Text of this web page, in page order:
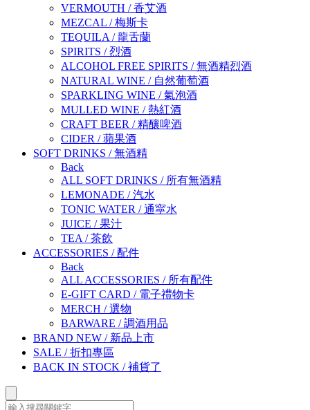
VERMOUTH /香艾酒
MEZCAL /梅斯卡
TEQUILA /龍舌蘭
SPIRITS /烈酒
ALCOHOL FREE SPIRITS /無酒精烈酒
NATURAL WINE / 自然葡萄酒
SPARKLING WINE /氣泡酒
MULLED WINE /熱紅酒
CRAFT BEER /精釀啤酒
CIDER /蘋果酒
SOFT DRINKS /無酒精
Back
ALL SOFT DRINKS / 所有無酒精
LEMONADE /汽水
TONIC WATER /通寜水
JUICE /果汁
TEA /茶飲
ACCESSORIES /配件
Back
ALL ACCESSORIES / 所有配件
E-GIFT CARD / 電子禮物卡
MERCH /選物
BARWARE /調酒用品
BRAND NEW / 新品上市
SALE /折扣專區
BACK IN STOCK /補貨了